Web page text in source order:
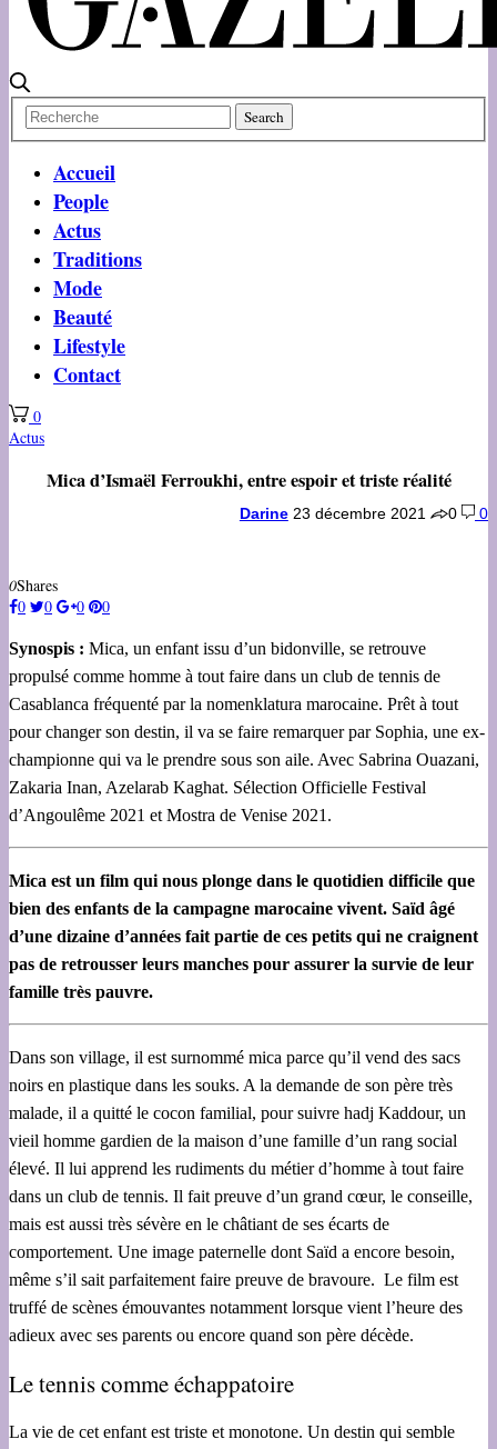
Accueil
People
Actus
Traditions
Mode
Beauté
Lifestyle
Contact
0
Actus
Mica d’Ismaël Ferroukhi, entre espoir et triste réalité
Darine 23 décembre 2021 0 0
0Shares
0
0 0 0
Synospis : Mica, un enfant issu d’un bidonville, se retrouve
propulsé comme homme à tout faire dans un club de tennis de
Casablanca fréquenté par la nomenklatura marocaine. Prêt à tout
pour changer son destin, il va se faire remarquer par Sophia, une ex-
championne qui va le prendre sous son aile. Avec Sabrina Ouazani,
Zakaria Inan, Azelarab Kaghat. Sélection Officielle Festival
d’Angoulême 2021 et Mostra de Venise 2021.
Mica est un film qui nous plonge dans le quotidien difficile que
bien des enfants de la campagne marocaine vivent. Saïd âgé
d’une dizaine d’années fait partie de ces petits qui ne craignent
pas de retrousser leurs manches pour assurer la survie de leur
famille très pauvre.
Dans son village, il est surnommé mica parce qu’il vend des sacs
noirs en plastique dans les souks. A la demande de son père très
malade, il a quitté le cocon familial, pour suivre hadj Kaddour, un
vieil homme gardien de la maison d’une famille d’un rang social
élevé. Il lui apprend les rudiments du métier d’homme à tout faire
dans un club de tennis. Il fait preuve d’un grand cœur, le conseille,
mais est aussi très sévère en le châtiant de ses écarts de
comportement. Une image paternelle dont Saïd a encore besoin,
même s’il sait parfaitement faire preuve de bravoure. Le film est
truffé de scènes émouvantes notamment lorsque vient l’heure des
adieux avec ses parents ou encore quand son père décède.
Le tennis comme échappatoire
La vie de cet enfant est triste et monotone. Un destin qui semble